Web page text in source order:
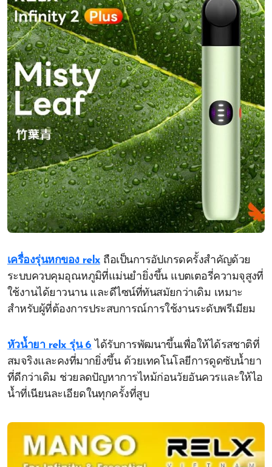
เครื่องรุ่นหกของ relxถือเป็นการอัปเกรดครั้งสำคัญด้วย
ระบบควบคุมอุณหภูมิที่แม่นยำยิ่งขึ้น แบตเตอรี่ความจุสูงที่
ใช้งานได้ยาวนาน และดีไซน์ที่ทันสมัยกว่าเดิม เหมาะ
สำหรับผู้ที่ต้องการประสบการณ์การใช้งานระดับพรีเมียม
หัวน้ำยา relx รุ่น 6 ได้รับการพัฒนาขึ้นเพื่อให้ได้รสชาติที่
สมจริงและคงที่มากยิ่งขึ้น ด้วยเทคโนโลยีการดูดซับน้ำยา
ที่ดีกว่าเดิม ช่วยลดปัญหาการไหม้ก่อนวัยอันควรและให้ไอ
น้ำที่เนียนละเอียดในทุกครั้งที่สูบ